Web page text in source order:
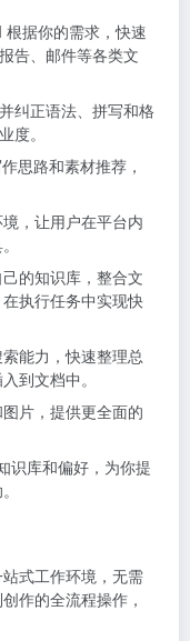
据你的需求，快速
告、邮件等各类文
纠正语法、拼写和格
度。
思路和素材推荐，
，让用户在平台内
的知识库，整合文
执行任务中实现快
能力，快速整理总
到文档中。
片，提供更全面的
识库和偏好，为你提
式工作环境，无需
作的全流程操作，